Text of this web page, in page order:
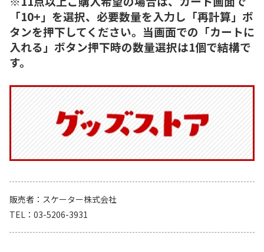
「10+」を選択、必要数量を入力し「再計算」ボ
タンを押下してください。当画面での「カートに
入れる」ボタン押下時の数量選択は1個で結構で
す。
販売者
スケーター株式会社
TEL
03-5206-3931